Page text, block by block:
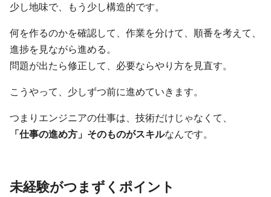
少し地味で、もう少し構造的です。
何を作るのかを確認して、作業を分けて、順番を考えて、
進捗を見ながら進める。
問題が出たら修正して、必要ならやり方を見直す。
こうやって、少しずつ前に進めていきます。
つまりエンジニアの仕事は、技術だけじゃなくて、
「仕事の進め方」そのものがスキルなんです。
未経験がつまずくポイント